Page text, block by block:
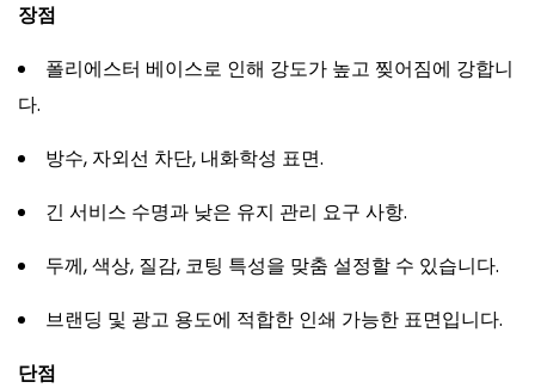
장점
폴리에스터 베이스로 인해 강도가 높고 찢어짐에 강합니
다.
방수, 자외선 차단, 내화학성 표면.
긴 서비스 수명과 낮은 유지 관리 요구 사항.
두께, 색상, 질감, 코팅 특성을 맞춤 설정할 수 있습니다.
브랜딩 및 광고 용도에 적합한 인쇄 가능한 표면입니다.
단점